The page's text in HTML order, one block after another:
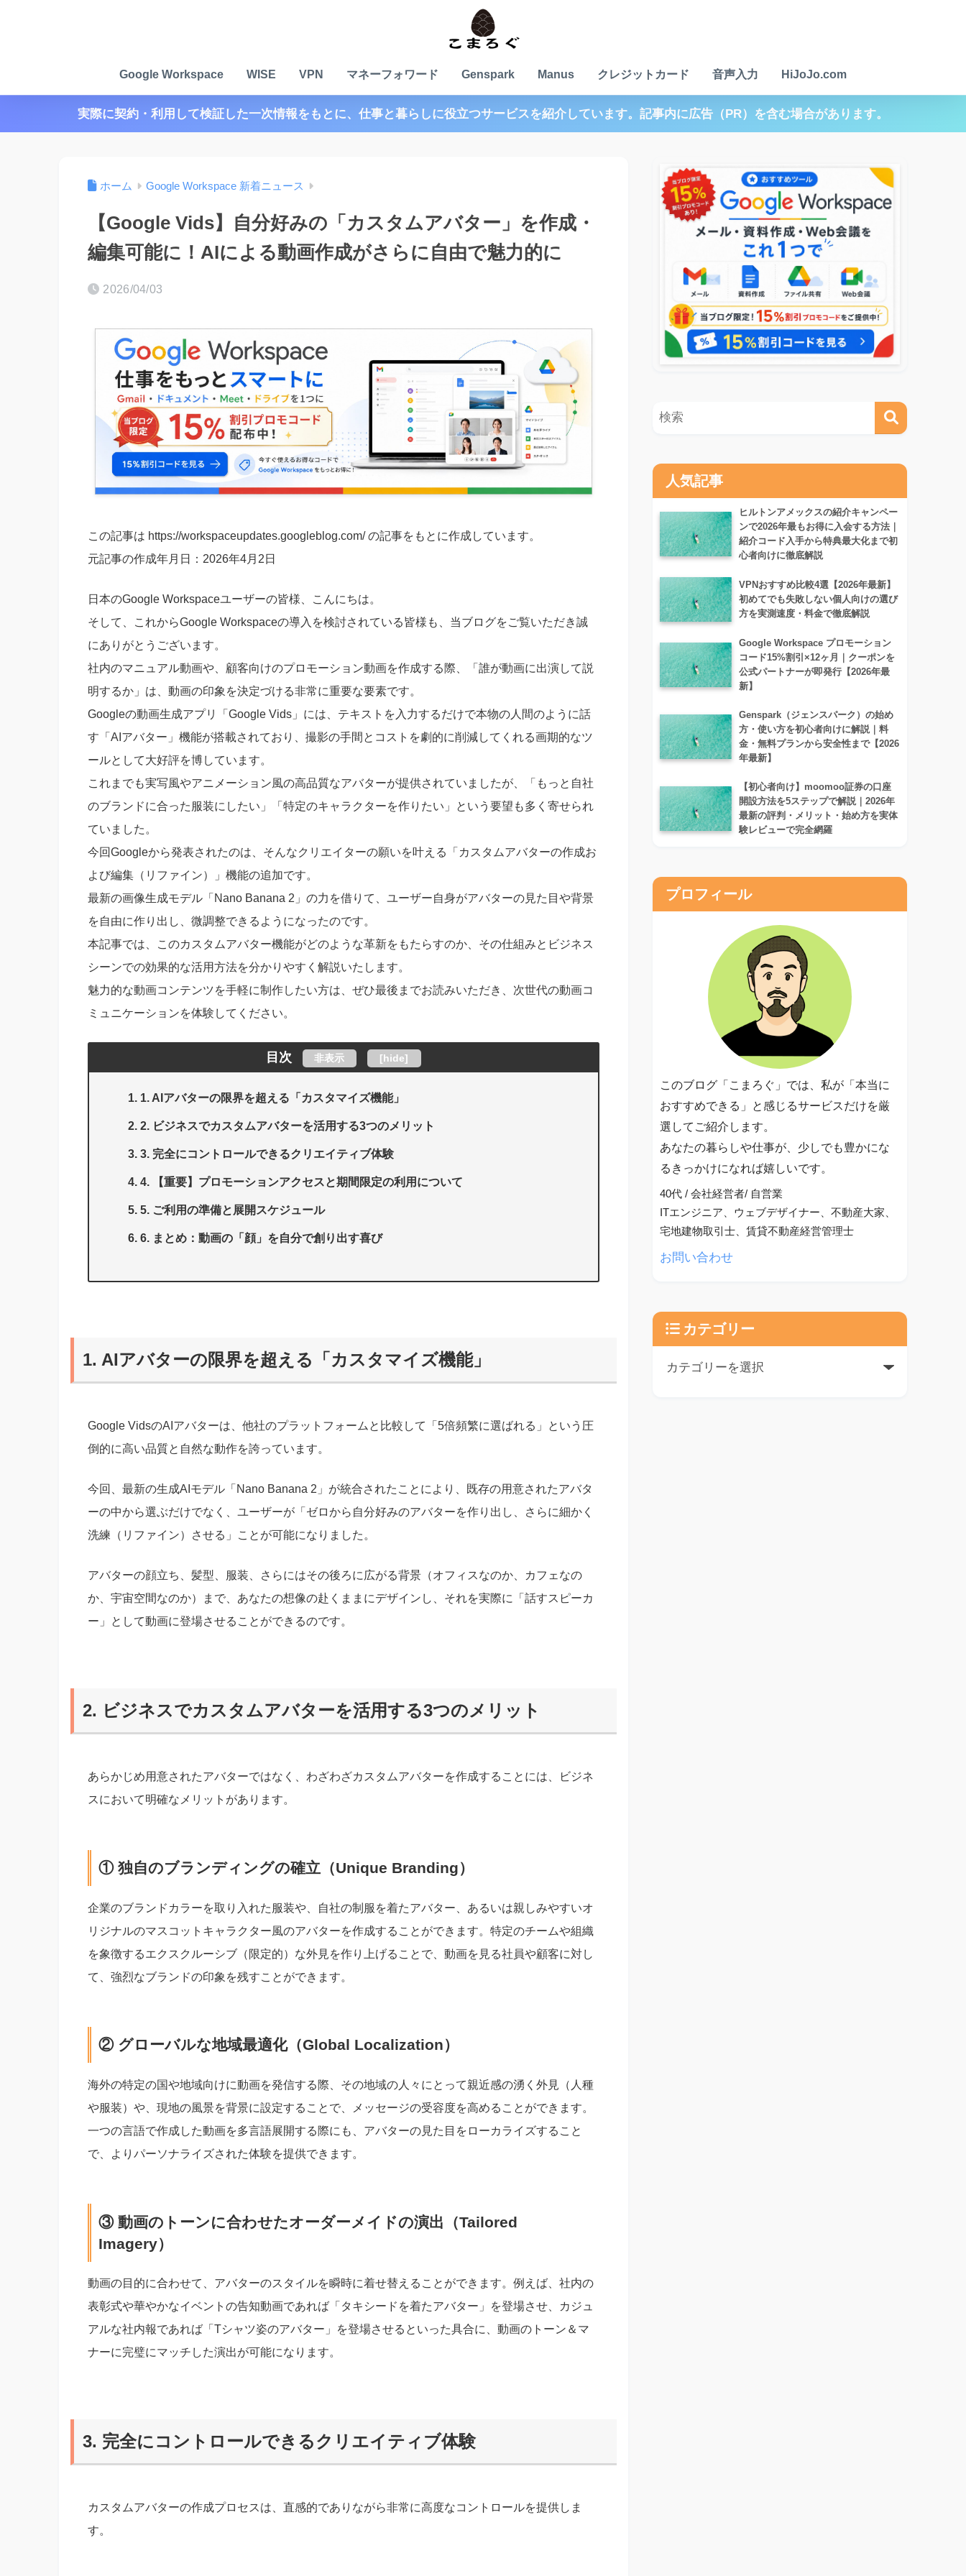
Google Workspace WISE VPN マネーフォワード Genspark Manus クレジットカード 音声入力 HiJoJo.com
実際に契約・利用して検証した一次情報をもとに、仕事と暮らしに役立つサービスを紹介しています。記事内に広告（PR）を含む場合があります。
ホーム Google Workspace 新着ニュース
【Google Vids】自分好みの「カスタムアバター」を作成・
編集可能に！AIによる動画作成がさらに自由で魅力的に
2026/04/03
この記事は https://workspaceupdates.googleblog.com/ の記事をもとに作成しています。
元記事の作成年月日：2026年4月2日
日本のGoogle Workspaceユーザーの皆様、こんにちは。
そして、これからGoogle Workspaceの導入を検討されている皆様も、当ブログをご覧いただき誠
にありがとうございます。
社内のマニュアル動画や、顧客向けのプロモーション動画を作成する際、「誰が動画に出演して説
明するか」は、動画の印象を決定づける非常に重要な要素です。
Googleの動画生成アプリ「Google Vids」には、テキストを入力するだけで本物の人間のように話
す「AIアバター」機能が搭載されており、撮影の手間とコストを劇的に削減してくれる画期的なツ
ールとして大好評を博しています。
これまでも実写風やアニメーション風の高品質なアバターが提供されていましたが、「もっと自社
のブランドに合った服装にしたい」「特定のキャラクターを作りたい」という要望も多く寄せられ
ていました。
今回Googleから発表されたのは、そんなクリエイターの願いを叶える「カスタムアバターの作成お
よび編集（リファイン）」機能の追加です。
最新の画像生成モデル「Nano Banana 2」の力を借りて、ユーザー自身がアバターの見た目や背景
を自由に作り出し、微調整できるようになったのです。
本記事では、このカスタムアバター機能がどのような革新をもたらすのか、その仕組みとビジネス
シーンでの効果的な活用方法を分かりやすく解説いたします。
魅力的な動画コンテンツを手軽に制作したい方は、ぜひ最後までお読みいただき、次世代の動画コ
ミュニケーションを体験してください。
目次 非表示 [hide]
1. AIアバターの限界を超える「カスタマイズ機能」
2. ビジネスでカスタムアバターを活用する3つのメリット
3. 完全にコントロールできるクリエイティブ体験
4. 【重要】プロモーションアクセスと期間限定の利用について
5. ご利用の準備と展開スケジュール
6. まとめ：動画の「顔」を自分で創り出す喜び
1. AIアバターの限界を超える「カスタマイズ機能」
Google VidsのAIアバターは、他社のプラットフォームと比較して「5倍頻繁に選ばれる」という圧
倒的に高い品質と自然な動作を誇っています。
今回、最新の生成AIモデル「Nano Banana 2」が統合されたことにより、既存の用意されたアバタ
ーの中から選ぶだけでなく、ユーザーが「ゼロから自分好みのアバターを作り出し、さらに細かく
洗練（リファイン）させる」ことが可能になりました。
アバターの顔立ち、髪型、服装、さらにはその後ろに広がる背景（オフィスなのか、カフェなの
か、宇宙空間なのか）まで、あなたの想像の赴くままにデザインし、それを実際に「話すスピーカ
ー」として動画に登場させることができるのです。
2. ビジネスでカスタムアバターを活用する3つのメリット
あらかじめ用意されたアバターではなく、わざわざカスタムアバターを作成することには、ビジネ
スにおいて明確なメリットがあります。
① 独自のブランディングの確立（Unique Branding）
企業のブランドカラーを取り入れた服装や、自社の制服を着たアバター、あるいは親しみやすいオ
リジナルのマスコットキャラクター風のアバターを作成することができます。特定のチームや組織
を象徴するエクスクルーシブ（限定的）な外見を作り上げることで、動画を見る社員や顧客に対し
て、強烈なブランドの印象を残すことができます。
② グローバルな地域最適化（Global Localization）
海外の特定の国や地域向けに動画を発信する際、その地域の人々にとって親近感の湧く外見（人種
や服装）や、現地の風景を背景に設定することで、メッセージの受容度を高めることができます。
一つの言語で作成した動画を多言語展開する際にも、アバターの見た目をローカライズすること
で、よりパーソナライズされた体験を提供できます。
③ 動画のトーンに合わせたオーダーメイドの演出（Tailored
Imagery）
動画の目的に合わせて、アバターのスタイルを瞬時に着せ替えることができます。例えば、社内の
表彰式や華やかなイベントの告知動画であれば「タキシードを着たアバター」を登場させ、カジュ
アルな社内報であれば「Tシャツ姿のアバター」を登場させるといった具合に、動画のトーン＆マ
ナーに完璧にマッチした演出が可能になります。
3. 完全にコントロールできるクリエイティブ体験
カスタムアバターの作成プロセスは、直感的でありながら非常に高度なコントロールを提供しま
す。
人気記事
ヒルトンアメックスの紹介キャンペー
ンで2026年最もお得に入会する方法｜
紹介コード入手から特典最大化まで初
心者向けに徹底解説
VPNおすすめ比較4選【2026年最新】
初めてでも失敗しない個人向けの選び
方を実測速度・料金で徹底解説
Google Workspace プロモーション
コード15%割引×12ヶ月｜クーポンを
公式パートナーが即発行【2026年最
新】
Genspark（ジェンスパーク）の始め
方・使い方を初心者向けに解説｜料
金・無料プランから安全性まで【2026
年最新】
【初心者向け】moomoo証券の口座
開設方法を5ステップで解説｜2026年
最新の評判・メリット・始め方を実体
験レビューで完全網羅
プロフィール
このブログ「こまろぐ」では、私が「本当に
おすすめできる」と感じるサービスだけを厳
選してご紹介します。
あなたの暮らしや仕事が、少しでも豊かにな
るきっかけになれば嬉しいです。
40代 / 会社経営者/ 自営業
ITエンジニア、ウェブデザイナー、不動産大家、
宅地建物取引士、賃貸不動産経営管理士
お問い合わせ
カテゴリー